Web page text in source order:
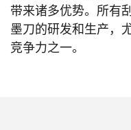
带来诸多优势。所有
墨刀的研发和生产，
竞争力之一。